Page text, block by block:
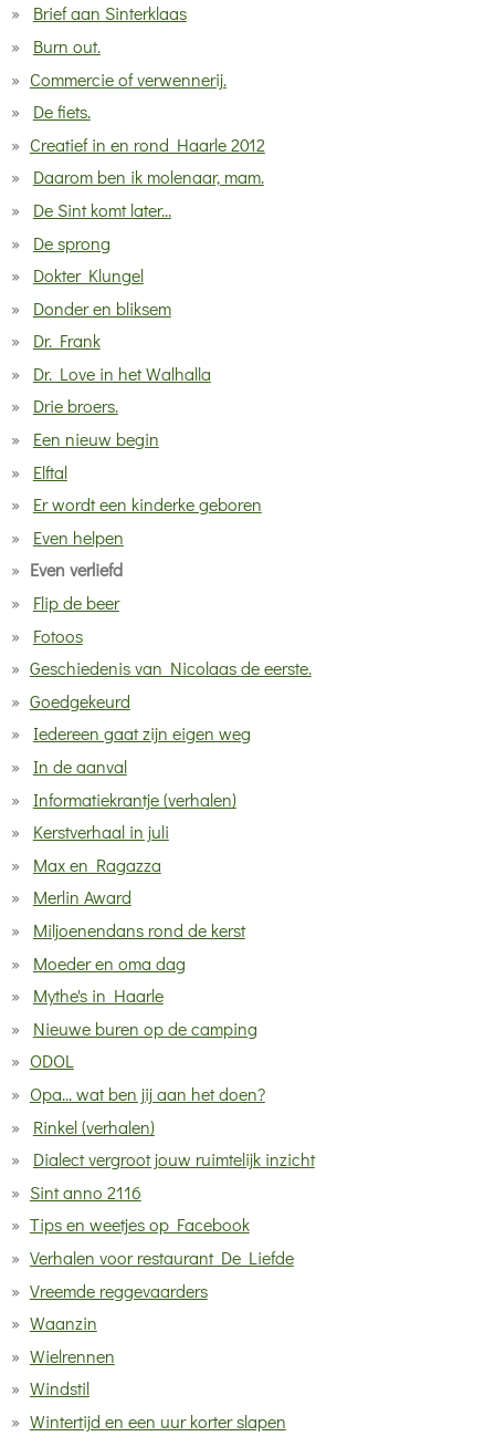
Brief aan Sinterklaas
Burn out.
Commercie of verwennerij.
De fiets.
Creatief in en rond Haarle 2012
Daarom ben ik molenaar, mam.
De Sint komt later...
De sprong
Dokter Klungel
Donder en bliksem
Dr. Frank
Dr. Love in het Walhalla
Drie broers.
Een nieuw begin
Elftal
Er wordt een kinderke geboren
Even helpen
Even verliefd
Flip de beer
Fotoos
Geschiedenis van Nicolaas de eerste.
Goedgekeurd
Iedereen gaat zijn eigen weg
In de aanval
Informatiekrantje (verhalen)
Kerstverhaal in juli
Max en Ragazza
Merlin Award
Miljoenendans rond de kerst
Moeder en oma dag
Mythe's in Haarle
Nieuwe buren op de camping
ODOL
Opa... wat ben jij aan het doen?
Rinkel (verhalen)
Dialect vergroot jouw ruimtelijk inzicht
Sint anno 2116
Tips en weetjes op Facebook
Verhalen voor restaurant De Liefde
Vreemde reggevaarders
Waanzin
Wielrennen
Windstil
Wintertijd en een uur korter slapen